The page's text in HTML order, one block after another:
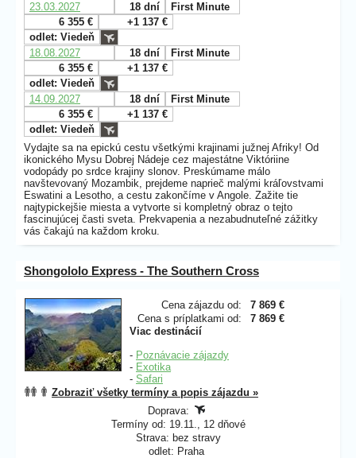
23.03.2027 18 dní
First Minute
6 355 €
+1 137 €
odlet: Viedeň
18.08.2027
18 dní
First Minute
6 355 €
+1 137 €
odlet: Viedeň
14.09.2027
18 dní
First Minute
6 355 €
+1 137 €
odlet: Viedeň
Vydajte sa na epickú cestu všetkými krajinami južnej Afriky! Od
ikonického Mysu Dobrej Nádeje cez majestátne Viktóriine
vodopády po srdce krajiny slonov. Preskúmame málo
navštevovaný Mozambik, prejdeme naprieč malými kráľovstvami
Eswatini a Lesotho, a cestu zakončíme v Angole. Zažite tie
najtypickejšie miesta a vytvorte si kompletný obraz o tejto
fascinujúcej časti sveta. Prekvapenia a nezabudnuteľné zážitky
vás čakajú na každom kroku.
Shongololo Express - The Southern Cross
Cena zájazdu od:
7 869 €
Cena s príplatkami od:
7 869 €
Viac destinácií
- Poznávacie zájazdy
- Exotika
- Safari
Zobraziť všetky termíny a popis zájazdu »
Doprava:
Termíny od: 19.11., 12 dňové
Strava: bez stravy
odlet: Praha